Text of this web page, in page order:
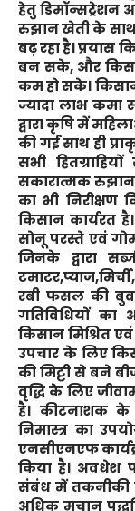
हेतु डिमॉन्सट्रेशन
रुझान खेती के साथ
बढ़ रहा है। प्रयास
बन सके, और
कम हो सके।
ज्यादा लाभ कमा
द्वारा कृषि में
की गई साथ ही
सभी
सकारात्मक रुझान
का भी
किसान कार्यरत
सोनू परस्ते एवं
जिनके द्वारा
रबी फसल की
गतिविधियों
किसान मिश्रित
उपचार के लिए
की मिट्टी से बने
वृद्धि के लिए
है। कीटनाशक के
निमास्त्र का
एनसीएनएफ
किया है। अवधेश
संबंध में तकनीकी
अधिक मचान